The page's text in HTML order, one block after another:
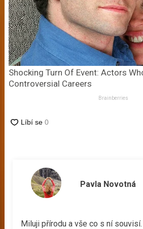
Shocking Turn Of Event: Actors
Controversial Careers
Brainberries
Pavla Novotná
Miluji přírodu a vše co s ní